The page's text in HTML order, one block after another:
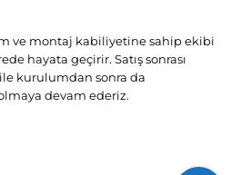
ve montaj kabiliyetine sahip ekibi
hayata geçirir. Satış sonrası
kurulumdan sonra da
devam ederiz.